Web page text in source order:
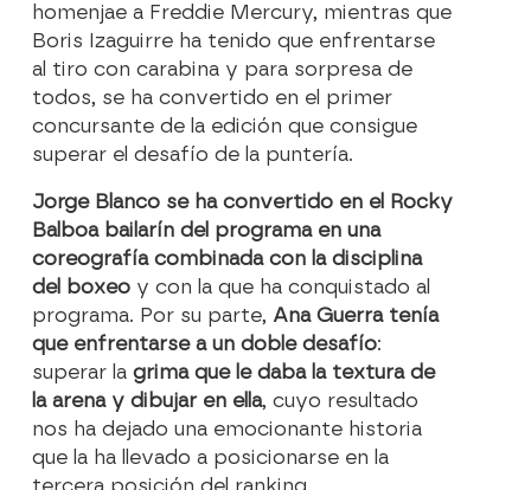
homenjae a Freddie Mercury, mientras que
Boris Izaguirre ha tenido que enfrentarse
al tiro con carabina y para sorpresa de
todos, se ha convertido en el primer
concursante de la edición que consigue
superar el desafío de la puntería.
Jorge Blanco se ha convertido en el Rocky
Balboa bailarín del programa en una
coreografía combinada con la disciplina
del boxeo y con la que ha conquistado al
programa. Por su parte, Ana Guerra tenía
que enfrentarse a un doble desafío:
superar lagrima que le daba la textura de
la arena y dibujar en ella, cuyo resultado
nos ha dejado una emocionante historia
que la ha llevado a posicionarse en la